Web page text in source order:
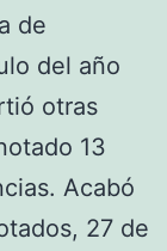
de
del año
otras
13
Acabó
27 de